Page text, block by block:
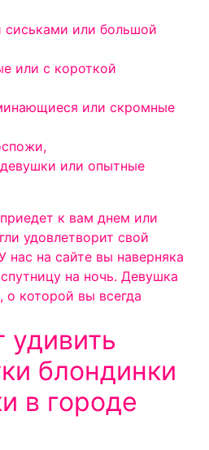
или большой
или с короткой
или скромные
или опытные
к вам днем или
удовлетворит свой
нас на сайте вы наверняка
на ночь. Девушка
о которой вы всегда
удивить
блондинки
в городе